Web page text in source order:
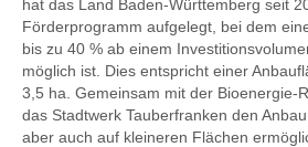
hat das Land Baden-Württemberg seit
Förderprogramm aufgelegt, bei dem
bis zu 40 % ab einem
möglich ist. Dies entspricht einer
3,5 ha. Gemeinsam mit der Bioenergie-
das Stadtwerk Tauberfranken den
aber auch auf kleineren Flächen